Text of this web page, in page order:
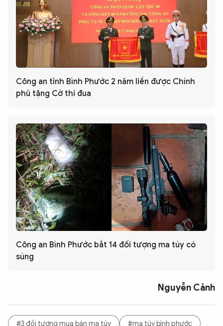
Công an tỉnh Bình Phước 2 năm liền được Chính
phủ tặng Cờ thi đua
Công an Bình Phước bắt 14 đối tượng ma túy có
súng
Nguyễn Cảnh
#3 đối tượng mua bán ma túy
#ma túy bình phước